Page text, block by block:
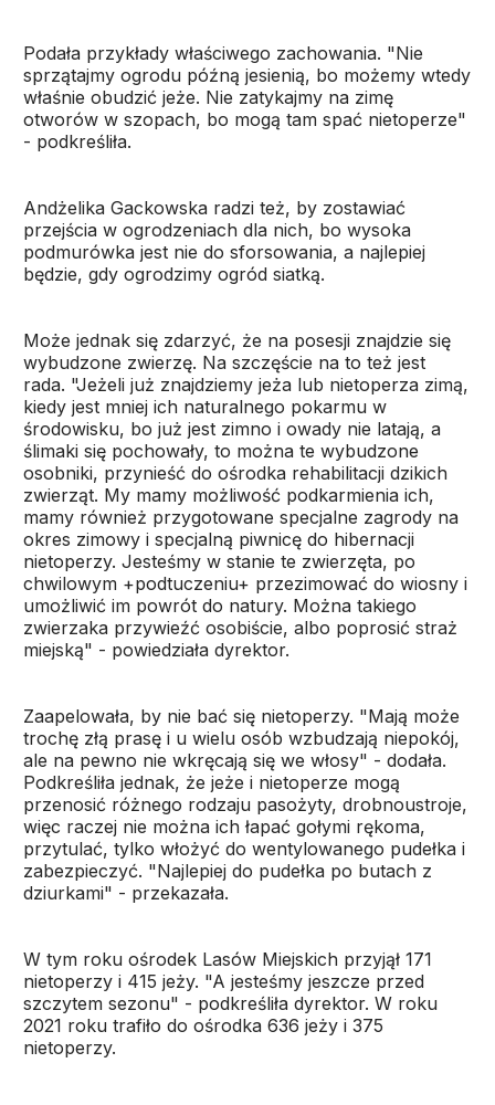
Podała przykłady właściwego zachowania. "Nie
sprzątajmy ogrodu późną jesienią, bo możemy wtedy
właśnie obudzić jeże. Nie zatykajmy na zimę
otworów w szopach, bo mogą tam spać nietoperze"
- podkreśliła.
Andżelika Gackowska radzi też, by zostawiać
przejścia w ogrodzeniach dla nich, bo wysoka
podmurówka jest nie do sforsowania, a najlepiej
będzie, gdy ogrodzimy ogród siatką.
Może jednak się zdarzyć, że na posesji znajdzie się
wybudzone zwierzę. Na szczęście na to też jest
rada. "Jeżeli już znajdziemy jeża lub nietoperza zimą,
kiedy jest mniej ich naturalnego pokarmu w
środowisku, bo już jest zimno i owady nie latają, a
ślimaki się pochowały, to można te wybudzone
osobniki, przynieść do ośrodka rehabilitacji dzikich
zwierząt. My mamy możliwość podkarmienia ich,
mamy również przygotowane specjalne zagrody na
okres zimowy i specjalną piwnicę do hibernacji
nietoperzy. Jesteśmy w stanie te zwierzęta, po
chwilowym +podtuczeniu+ przezimować do wiosny i
umożliwić im powrót do natury. Można takiego
zwierzaka przywieźć osobiście, albo poprosić straż
miejską" - powiedziała dyrektor.
Zaapelowała, by nie bać się nietoperzy. "Mają może
trochę złą prasę i u wielu osób wzbudzają niepokój,
ale na pewno nie wkręcają się we włosy" - dodała.
Podkreśliła jednak, że jeże i nietoperze mogą
przenosić różnego rodzaju pasożyty, drobnoustroje,
więc raczej nie można ich łapać gołymi rękoma,
przytulać, tylko włożyć do wentylowanego pudełka i
zabezpieczyć. "Najlepiej do pudełka po butach z
dziurkami" - przekazała.
W tym roku ośrodek Lasów Miejskich przyjął 171
nietoperzy i 415 jeży. "A jesteśmy jeszcze przed
szczytem sezonu" - podkreśliła dyrektor. W roku
2021 roku trafiło do ośrodka 636 jeży i 375
nietoperzy.